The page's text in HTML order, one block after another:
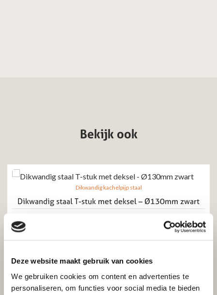
Deze website maakt gebruik van cookies
We gebruiken cookies om content en advertenties te
personaliseren, om functies voor social media te bieden
Bekijk ook
Dikwandig kachelpijp staal
Dikwandig staal T-stuk met deksel – Ø130mm zwart
Incl. btw
Excl. btw
Toevoegen aan winkelwagen